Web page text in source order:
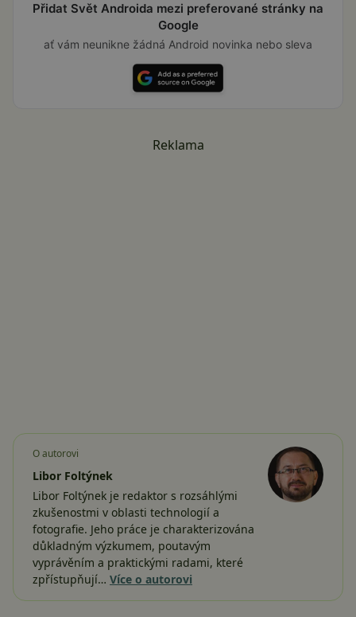
Přidat Svět Androida mezi preferované stránky na
Google
ať vám neunikne žádná Android novinka nebo sleva
Reklama
O autorovi
Libor Foltýnek
Libor Foltýnek je redaktor s rozsáhlými
zkušenostmi v oblasti technologií a
fotografie. Jeho práce je charakterizována
důkladným výzkumem, poutavým
vyprávěním a praktickými radami, které
zpřístupňují… Více o autorovi